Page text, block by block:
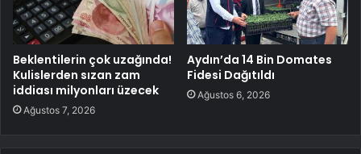
Beklentilerin çok uzağında!
Kulislerden sızan zam
iddiası milyonları üzecek
Ağustos 7, 2026
Aydın’da 14 Bin Domates
Fidesi Dağıtıldı
Ağustos 6, 2026